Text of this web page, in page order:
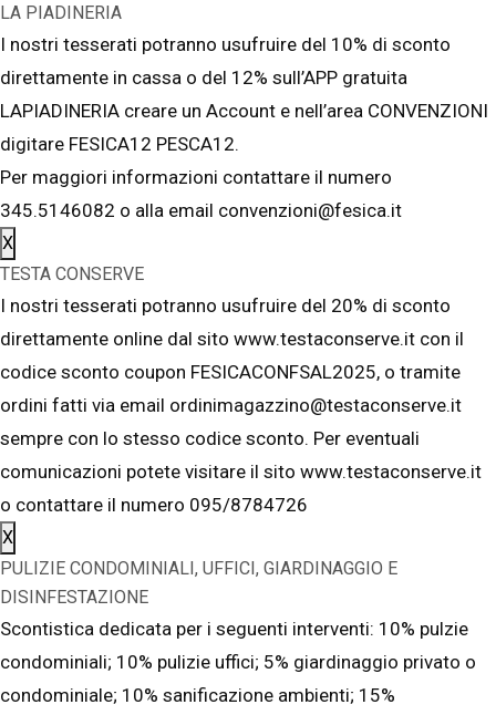
LA PIADINERIA
I nostri tesserati potranno usufruire del 10% di sconto
direttamente in cassa o del 12% sull’APP gratuita
LAPIADINERIA creare un Account e nell’area CONVENZIONI
digitare FESICA12 PESCA12.
Per maggiori informazioni contattare il numero
345.5146082 o alla email convenzioni@fesica.it
X
TESTA CONSERVE
I nostri tesserati potranno usufruire del 20% di sconto
direttamente online dal sito www.testaconserve.it con il
codice sconto coupon FESICACONFSAL2025, o tramite
ordini fatti via email ordinimagazzino@testaconserve.it
sempre con lo stesso codice sconto. Per eventuali
comunicazioni potete visitare il sito www.testaconserve.it
o contattare il numero 095/8784726
X
PULIZIE CONDOMINIALI, UFFICI, GIARDINAGGIO E
DISINFESTAZIONE
Scontistica dedicata per i seguenti interventi: 10% pulzie
condominiali; 10% pulizie uffici; 5% giardinaggio privato o
condominiale; 10% sanificazione ambienti; 15%